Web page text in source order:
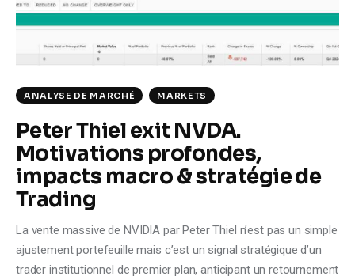
ANALYSE DE MARCHÉ MARKETS
Peter Thiel exit NVDA.
Motivations profondes,
impacts macro & stratégie de
Trading
La vente massive de NVIDIA par Peter Thiel n’est pas un simple
ajustement portefeuille mais c’est un signal stratégique d’un
trader institutionnel de premier plan, anticipant un retournement